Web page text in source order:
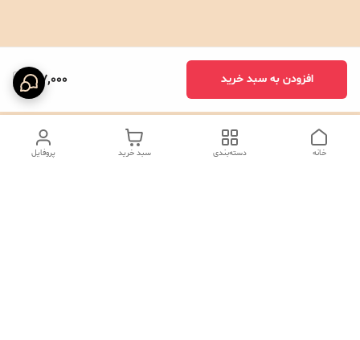
217,000 افزودن به سبد خرید
پروفایل سبد خرید دسته‌بندی خانه